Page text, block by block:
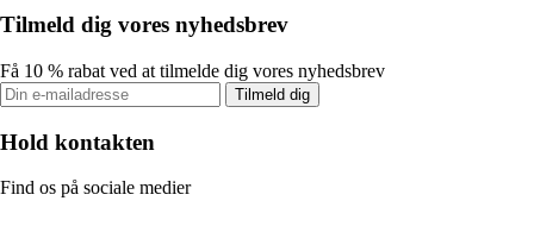
Tilmeld dig vores nyhedsbrev
Få 10 % rabat ved at tilmelde dig vores nyhedsbrev
Tilmeld dig
Hold kontakten
Find os på sociale medier